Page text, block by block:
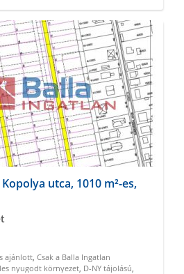
utca, 1010 m²-es,
ajánlott, Csak a Balla Ingatlan
nyugodt környezet, D-NY tájolású,